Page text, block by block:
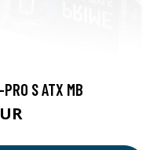
S ATX MB